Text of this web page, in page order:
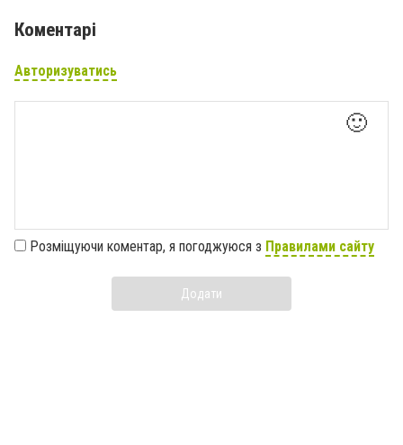
Коментарі
Авторизуватись
🙂
Розміщуючи коментар, я погоджуюся з Правилами сайту
Додати